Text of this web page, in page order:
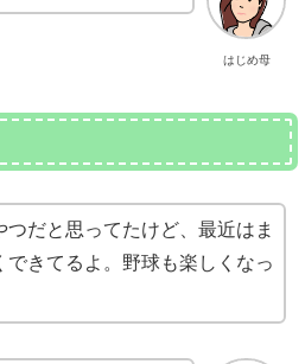
はじめ母
つだと思ってたけど、最近はま
できてるよ。野球も楽しくなっ